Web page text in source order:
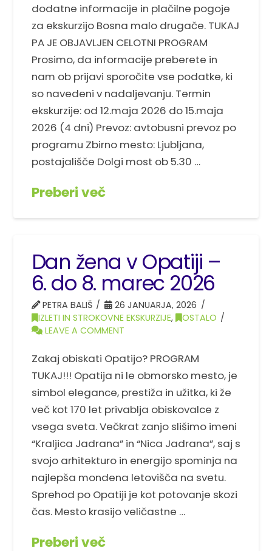
dodatne informacije in plačilne pogoje
za ekskurzijo Bosna malo drugače. TUKAJ
PA JE OBJAVLJEN CELOTNI PROGRAM
Prosimo, da informacije preberete in
nam ob prijavi sporočite vse podatke, ki
so navedeni v nadaljevanju. Termin
ekskurzije: od 12.maja 2026 do 15.maja
2026 (4 dni) Prevoz: avtobusni prevoz po
programu Zbirno mesto: Ljubljana,
postajališče Dolgi most ob 5.30 …
Preberi več
Dan žena v Opatiji –
6. do 8. marec 2026
PETRA BALIŠ
26 JANUARJA, 2026
IZLETI IN STROKOVNE EKSKURZIJE,
OSTALO
LEAVE A COMMENT
Zakaj obiskati Opatijo? PROGRAM
TUKAJ!!! Opatija ni le obmorsko mesto, je
simbol elegance, prestiža in užitka, ki že
več kot 170 let privablja obiskovalce z
vsega sveta. Večkrat zanjo slišimo imeni
“Kraljica Jadrana” in “Nica Jadrana”, saj s
svojo arhitekturo in energijo spominja na
najlepša mondena letovišča na svetu.
Sprehod po Opatiji je kot potovanje skozi
čas. Mesto krasijo veličastne …
Preberi več